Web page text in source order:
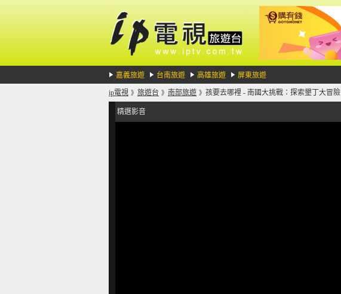
嘉義旅遊 台南旅遊 高雄旅遊 屏東旅遊
ip電視 》 旅遊台 》 南部旅遊 》 孩要去哪裡 - 南國大挑戰：探索墾丁大冒險
精選影音